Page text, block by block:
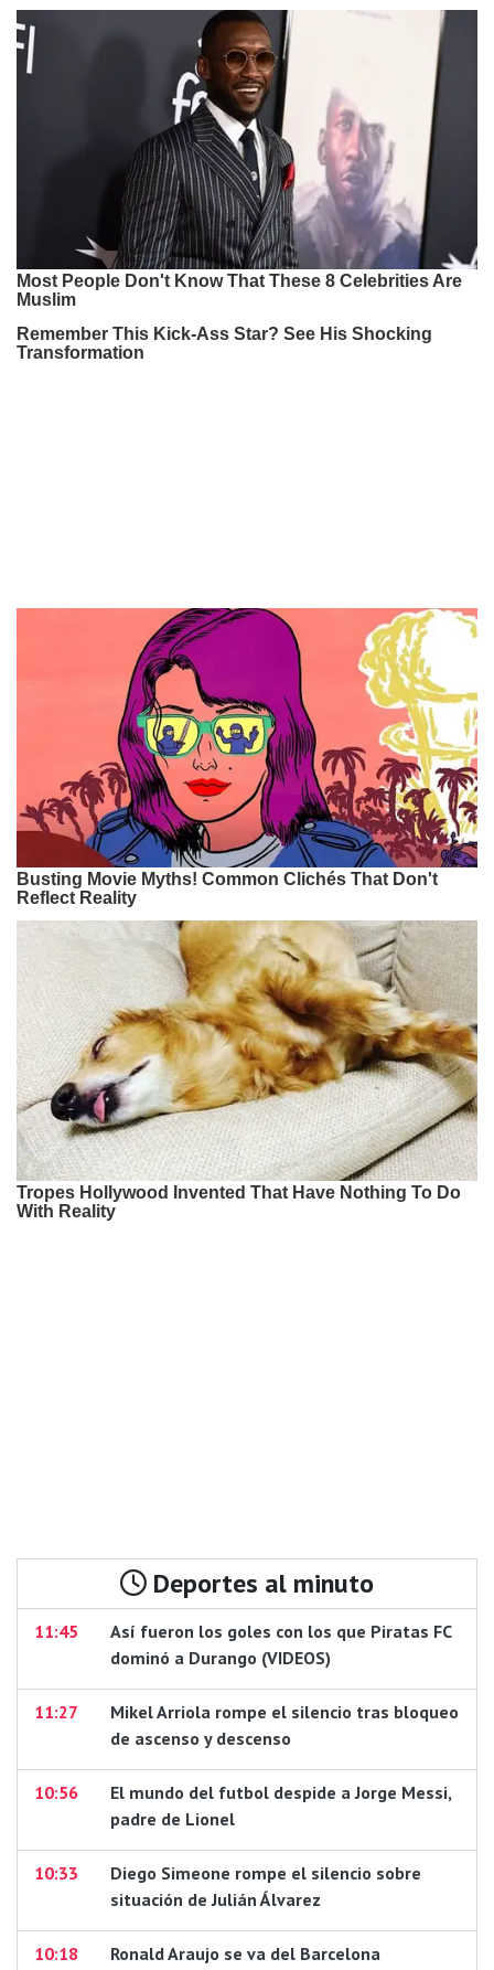
Deportes al minuto
11:45
Así fueron los goles con los que Piratas FC
dominó a Durango (VIDEOS)
11:27
Mikel Arriola rompe el silencio tras bloqueo
de ascenso y descenso
10:56
El mundo del futbol despide a Jorge Messi,
padre de Lionel
10:33
Diego Simeone rompe el silencio sobre
situación de Julián Álvarez
10:18 Ronald Araujo se va del Barcelona